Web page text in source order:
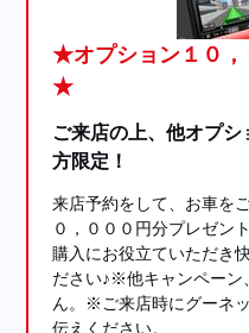
★オプション１０，
★
ご来店の上、他オプ
方限定！
来店予約をして、お車を
０，０００円分プレゼン
購入にお役立ていただき
ださい♪※他キャンペーン
ん。※ご来店時にグーネ
伝えください。